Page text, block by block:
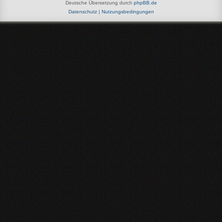
Deutsche Übersetzung durch phpBB.de
Datenschutz| Nutzungsbedingungen